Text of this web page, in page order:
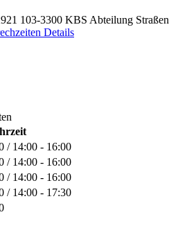
103-3300 KBS Abteilung Straßen
Details
/ 14:00 - 16:00
/ 14:00 - 16:00
/ 14:00 - 16:00
/ 14:00 - 17:30